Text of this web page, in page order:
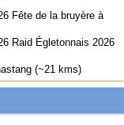
Fête de la bruyère à
Raid Égletonnais 2026
(~21 kms)